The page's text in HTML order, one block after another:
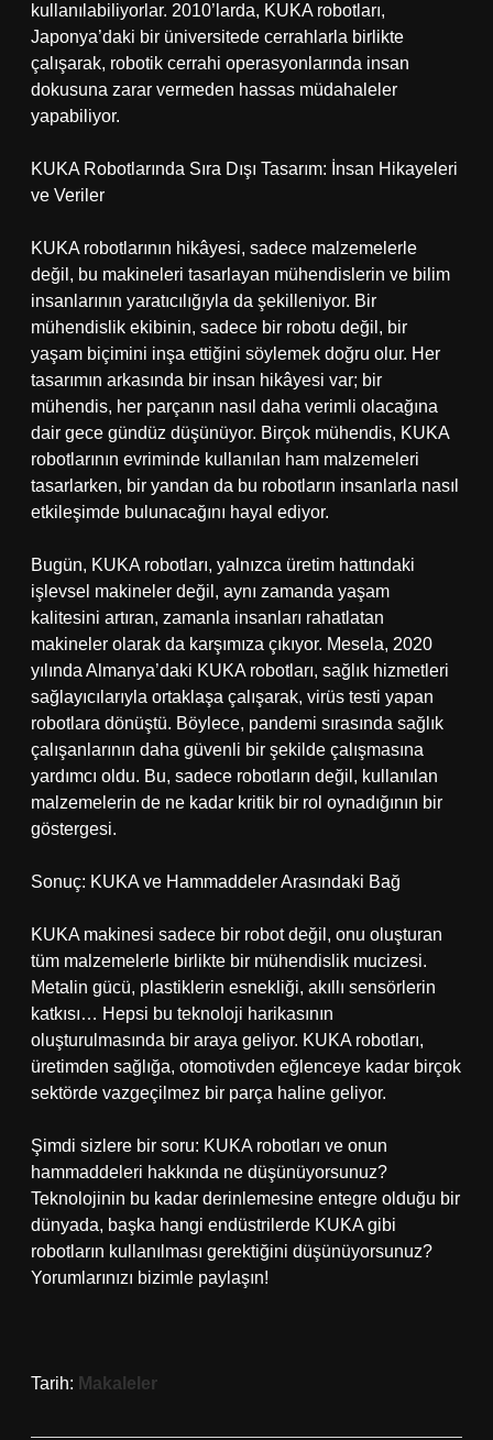
kullanılabiliyorlar. 2010’larda, KUKA robotları,
Japonya’daki bir üniversitede cerrahlarla birlikte
çalışarak, robotik cerrahi operasyonlarında insan
dokusuna zarar vermeden hassas müdahaleler
yapabiliyor.
KUKA Robotlarında Sıra Dışı Tasarım: İnsan Hikayeleri
ve Veriler
KUKA robotlarının hikâyesi, sadece malzemelerle
değil, bu makineleri tasarlayan mühendislerin ve bilim
insanlarının yaratıcılığıyla da şekilleniyor. Bir
mühendislik ekibinin, sadece bir robotu değil, bir
yaşam biçimini inşa ettiğini söylemek doğru olur. Her
tasarımın arkasında bir insan hikâyesi var; bir
mühendis, her parçanın nasıl daha verimli olacağına
dair gece gündüz düşünüyor. Birçok mühendis, KUKA
robotlarının evriminde kullanılan ham malzemeleri
tasarlarken, bir yandan da bu robotların insanlarla nasıl
etkileşimde bulunacağını hayal ediyor.
Bugün, KUKA robotları, yalnızca üretim hattındaki
işlevsel makineler değil, aynı zamanda yaşam
kalitesini artıran, zamanla insanları rahatlatan
makineler olarak da karşımıza çıkıyor. Mesela, 2020
yılında Almanya’daki KUKA robotları, sağlık hizmetleri
sağlayıcılarıyla ortaklaşa çalışarak, virüs testi yapan
robotlara dönüştü. Böylece, pandemi sırasında sağlık
çalışanlarının daha güvenli bir şekilde çalışmasına
yardımcı oldu. Bu, sadece robotların değil, kullanılan
malzemelerin de ne kadar kritik bir rol oynadığının bir
göstergesi.
Sonuç: KUKA ve Hammaddeler Arasındaki Bağ
KUKA makinesi sadece bir robot değil, onu oluşturan
tüm malzemelerle birlikte bir mühendislik mucizesi.
Metalin gücü, plastiklerin esnekliği, akıllı sensörlerin
katkısı… Hepsi bu teknoloji harikasının
oluşturulmasında bir araya geliyor. KUKA robotları,
üretimden sağlığa, otomotivden eğlenceye kadar birçok
sektörde vazgeçilmez bir parça haline geliyor.
Şimdi sizlere bir soru: KUKA robotları ve onun
hammaddeleri hakkında ne düşünüyorsunuz?
Teknolojinin bu kadar derinlemesine entegre olduğu bir
dünyada, başka hangi endüstrilerde KUKA gibi
robotların kullanılması gerektiğini düşünüyorsunuz?
Yorumlarınızı bizimle paylaşın!
Tarih: Makaleler